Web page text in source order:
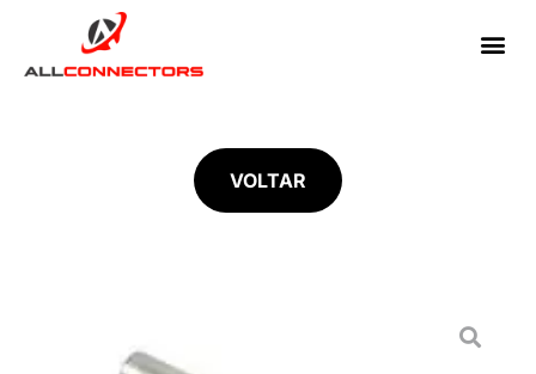
VOLTAR